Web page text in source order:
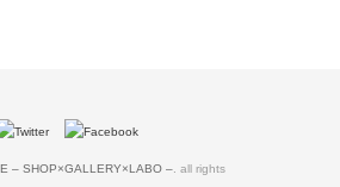
– SHOP×GALLERY×LABO –. all rights